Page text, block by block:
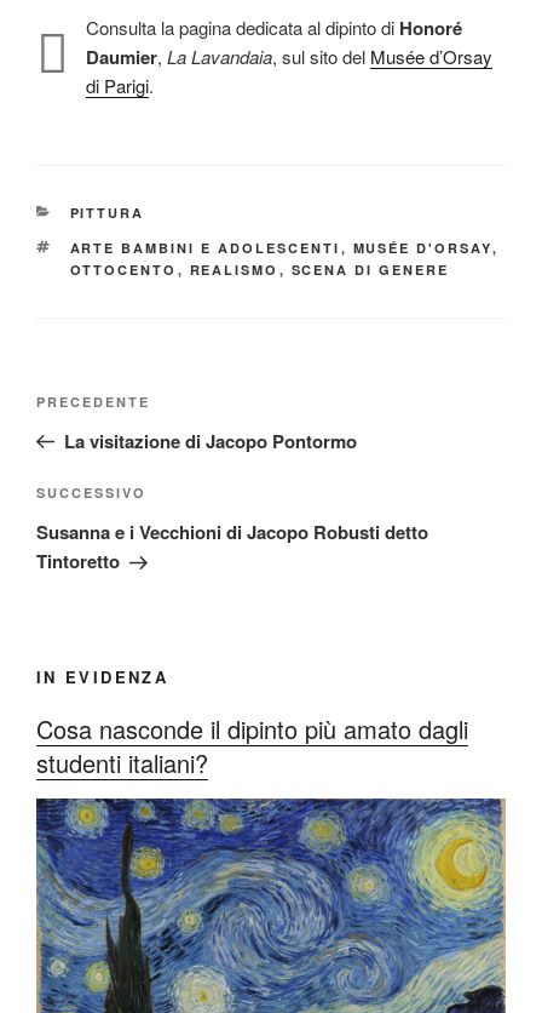
Consulta la pagina dedicata al dipinto di Honoré
Daumier, La Lavandaia, sul sito del Musée d’Orsay
di Parigi.
CATEGORIE
PITTURA
TAG
ARTE BAMBINI E ADOLESCENTI , MUSÉE D'ORSAY,
OTTOCENTO , REALISMO , SCENA DI GENERE
Articolo
precedente:
PRECEDENTE
La visitazione di Jacopo Pontormo
Articolo
successivo
SUCCESSIVO
Susanna e i Vecchioni di Jacopo Robusti detto
Tintoretto
IN EVIDENZA
Cosa nasconde il dipinto più amato dagli
studenti italiani?